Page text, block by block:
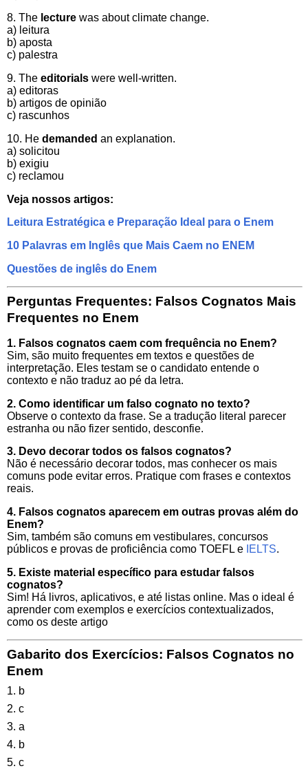
8. The lecture was about climate change.
a) leitura
b) aposta
c) palestra
9. The editorials were well-written.
a) editoras
b) artigos de opinião
c) rascunhos
10. He demanded an explanation.
a) solicitou
b) exigiu
c) reclamou
Veja nossos artigos:
Leitura Estratégica e Preparação Ideal para o Enem
10 Palavras em Inglês que Mais Caem no ENEM
Questões de inglês do Enem
Perguntas Frequentes: Falsos Cognatos Mais
Frequentes no Enem
1. Falsos cognatos caem com frequência no Enem?
Sim, são muito frequentes em textos e questões de
interpretação. Eles testam se o candidato entende o
contexto e não traduz ao pé da letra.
2. Como identificar um falso cognato no texto?
Observe o contexto da frase. Se a tradução literal parecer
estranha ou não fizer sentido, desconfie.
3. Devo decorar todos os falsos cognatos?
Não é necessário decorar todos, mas conhecer os mais
comuns pode evitar erros. Pratique com frases e contextos
reais.
4. Falsos cognatos aparecem em outras provas além do
Enem?
Sim, também são comuns em vestibulares, concursos
públicos e provas de proficiência como TOEFL e IELTS.
5. Existe material específico para estudar falsos
cognatos?
Sim! Há livros, aplicativos, e até listas online. Mas o ideal é
aprender com exemplos e exercícios contextualizados,
como os deste artigo
Gabarito dos Exercícios: Falsos Cognatos no
Enem
1. b
2. c
3. a
4. b
5. c